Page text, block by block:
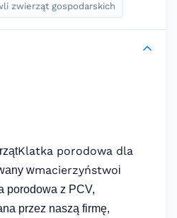
zwierząt gospodarskich
Klatka porodowa dla
wmacierzyństwoi
porodowa z PCV,
przez naszą firmę,